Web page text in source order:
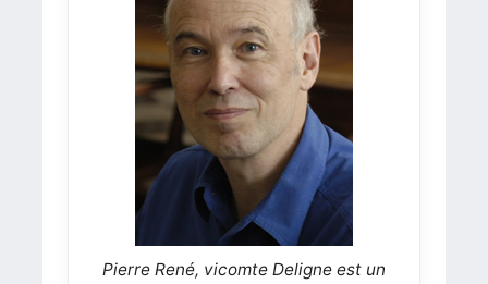
Pierre René, vicomte Deligne est un